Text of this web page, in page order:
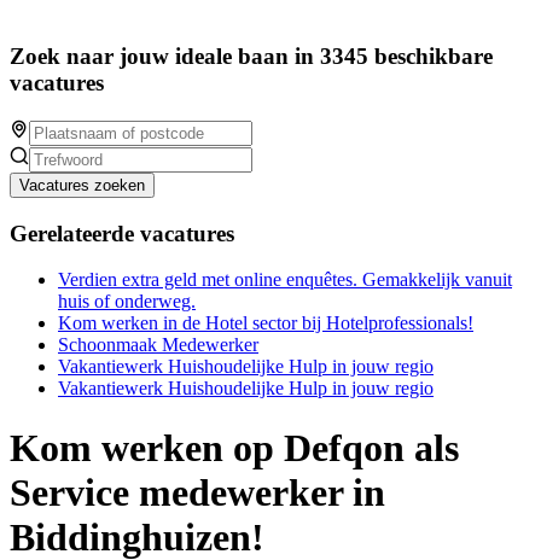
Zoek naar jouw ideale baan in 3345 beschikbare
vacatures
Vacatures zoeken
Gerelateerde vacatures
Verdien extra geld met online enquêtes. Gemakkelijk vanuit
huis of onderweg.
Kom werken in de Hotel sector bij Hotelprofessionals!
Schoonmaak Medewerker
Vakantiewerk Huishoudelijke Hulp in jouw regio
Vakantiewerk Huishoudelijke Hulp in jouw regio
Kom werken op Defqon als
Service medewerker in
Biddinghuizen!